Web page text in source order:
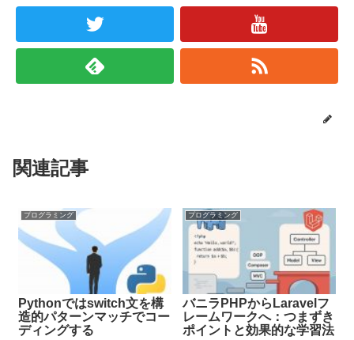
関連記事
プログラミング
Pythonではswitch文を構
造的パターンマッチでコー
ディングする
プログラミング
バニラPHPからLaravelフ
レームワークへ：つまずき
ポイントと効果的な学習法